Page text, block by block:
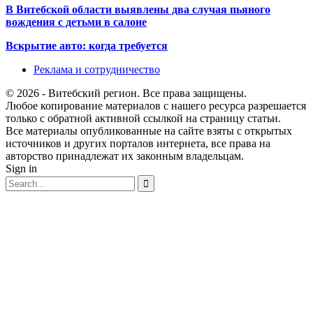
В Витебской области выявлены два случая пьяного
вождения с детьми в салоне
Вскрытие авто: когда требуется
Реклама и сотрудничество
© 2026 - Витебский регион. Все права защищены.
Любое копирование материалов с нашего ресурса разрешается
только с обратной активной ссылкой на страницу статьи.
Все материалы опубликованные на сайте взяты с открытых
источников и других порталов интернета, все права на
авторство принадлежат их законным владельцам.
Sign in